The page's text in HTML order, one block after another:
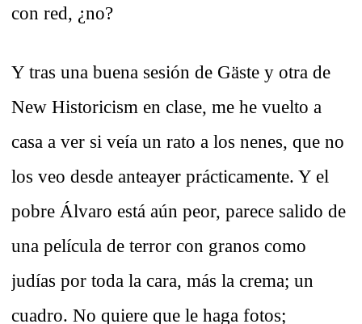
con red, ¿no?
Y tras una buena sesión de Gäste y otra de
New Historicism en clase, me he vuelto a
casa a ver si veía un rato a los nenes, que no
los veo desde anteayer prácticamente. Y el
pobre Álvaro está aún peor, parece salido de
una película de terror con granos como
judías por toda la cara, más la crema; un
cuadro. No quiere que le haga fotos;